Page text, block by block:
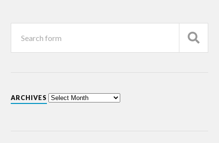
ARCHIVES